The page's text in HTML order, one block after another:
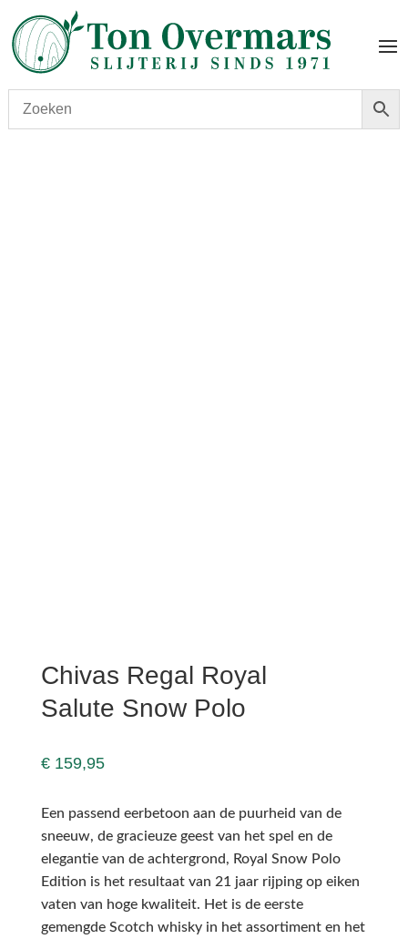
Chivas Regal Royal
Salute Snow Polo
€159,95
Een passend eerbetoon aan de puurheid van de
sneeuw, de gracieuze geest van het spel en de
elegantie van de achtergrond, Royal Snow Polo
Edition is het resultaat van 21 jaar rijping op eiken
vaten van hoge kwaliteit. Het is de eerste
gemengde Scotch whisky in het assortiment en het